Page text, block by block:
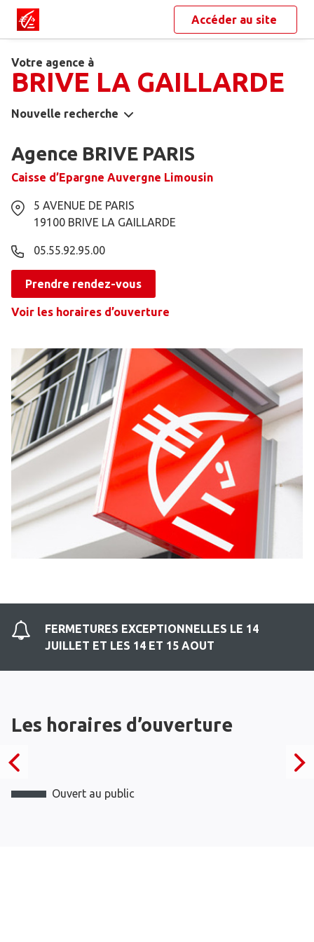
Accéder au site
Votre agence à
BRIVE LA GAILLARDE
Nouvelle recherche
Agence BRIVE PARIS
Caisse d’Epargne Auvergne Limousin
5 AVENUE DE PARIS
19100 BRIVE LA GAILLARDE
05.55.92.95.00
Prendre rendez-vous
Voir les horaires d’ouverture
FERMETURES EXCEPTIONNELLES LE 14
JUILLET ET LES 14 ET 15 AOUT
Les horaires d’ouverture
Ouvert au public